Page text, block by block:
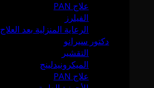
علاج PAN
الفيلرز
الرعاية المنزلية بعد العلاج
دكتور سيرانو
التقشير
الميكرونيدلينج
علاج PAN